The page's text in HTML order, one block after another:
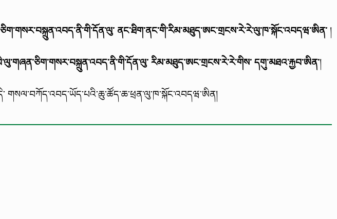
ནང་ཐིག་ནང་གི་རིམ་མཐུད་ཨང་གྲངས་རེ་རེ་ལུ་ཁ་སྐོང་འབདཝ་ཨིན་ །
རིམ་མཐུད་ཨང་གྲངས་རེ་རེ་གིས་ དགུ་མཐའ་རྐྱབ་ཨིན་།
གསལ་བཀོད་འབད་ཡོད་པའི་ཆུ་ཚོད་ཆ་ཕྲན་ལུ་ཁ་སྐོང་འབདཝ་ཨིན།